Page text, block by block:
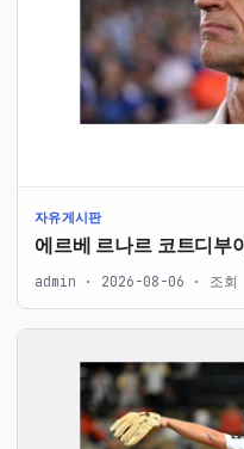
자유게시판
에르베 르나르 코트디부
admin · 2026-08-06 · 조회